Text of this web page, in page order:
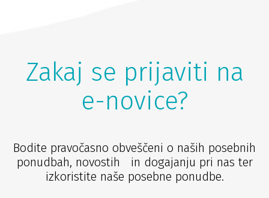
Zakaj se prijaviti na
e-novice?
Bodite pravočasno obveščeni o naših posebnih
ponudbah, novostih in dogajanju pri nas ter
izkoristite naše posebne ponudbe.